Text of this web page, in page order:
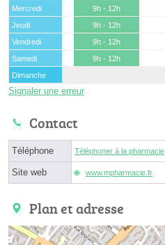
Mercredi
9h - 12h
Jeudi
9h - 12h
Vendredi
9h - 12h
Samedi
9h - 12h
Dimanche
Signaler une erreur
Contact
Téléphone Téléphoner à la pharmacie
Site web www.mpharmacie.fr
Plan et adresse